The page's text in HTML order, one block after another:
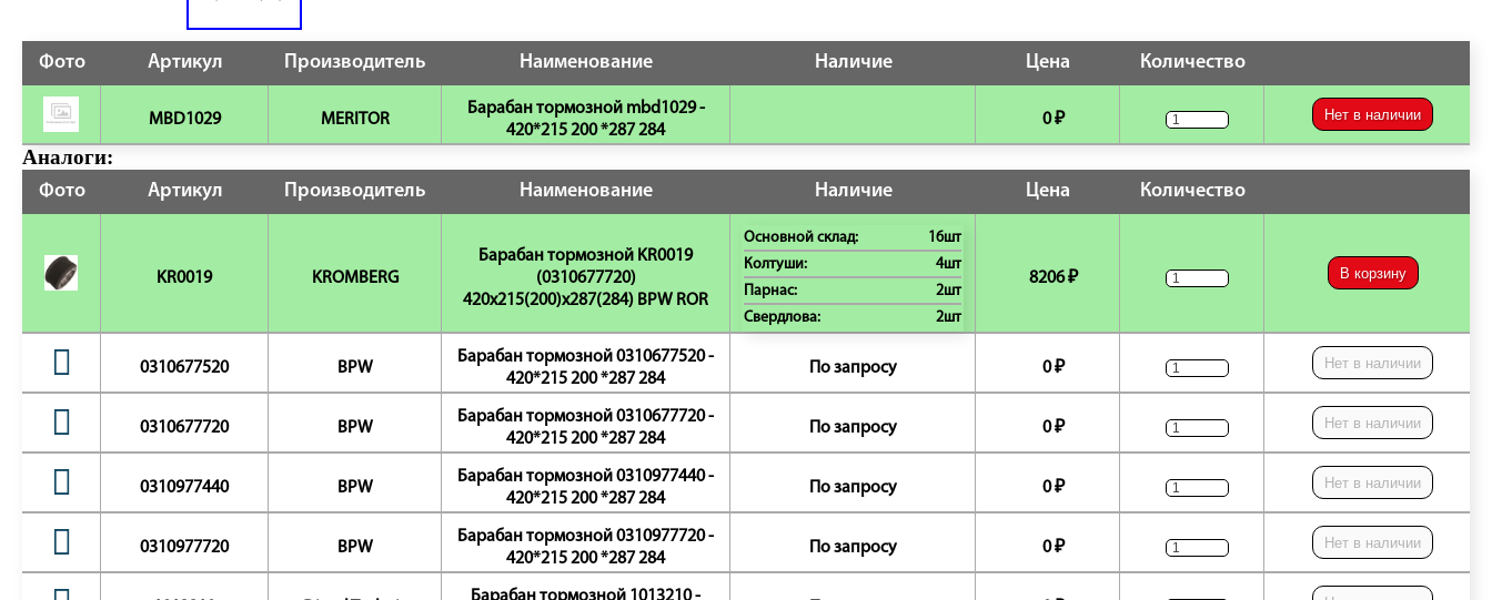
Фото Артикул Производитель Наименование Наличие Цена Количество
MBD1029 MERITOR
Барабан тормозной mbd1029 -
420*215 200 *287 284
0 ₽ Нет в наличии
Аналоги:
Фото Артикул Производитель Наименование Наличие Цена Количество
KR0019 KROMBERG
Барабан тормозной KR0019
(0310677720)
420x215(200)x287(284) BPW ROR
Основной склад:
16шт
Колтуши:
4шт
Парнас:
2шт
Свердлова:
2шт
8206 ₽ В корзину
0310677520 BPW
Барабан тормозной 0310677520 -
420*215 200 *287 284
По запросу 0 ₽ Нет в наличии
0310677720 BPW
Барабан тормозной 0310677720 -
420*215 200 *287 284
По запросу 0 ₽ Нет в наличии
0310977440 BPW
Барабан тормозной 0310977440 -
420*215 200 *287 284
По запросу 0 ₽ Нет в наличии
0310977720 BPW
Барабан тормозной 0310977720 -
420*215 200 *287 284
По запросу 0 ₽ Нет в наличии